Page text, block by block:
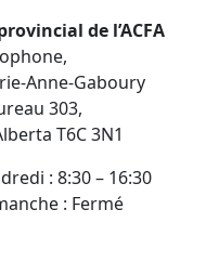
de l’ACFA
Anne-Gaboury
303,
T6C 3N1
: 8:30 – 16:30
: Fermé